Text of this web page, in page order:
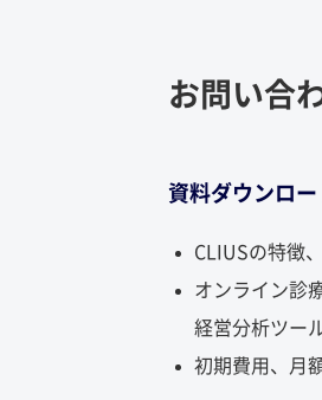
お問い合
資料ダウンロー
CLIUSの特徴
オンライン診
経営分析ツー
初期費用、月